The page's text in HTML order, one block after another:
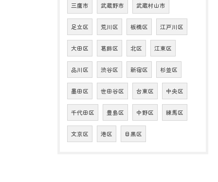
三鷹市 武蔵野市 武蔵村山市
足立区 荒川区 板橋区 江戸川区
大田区 葛飾区 北区 江東区
品川区 渋谷区 新宿区 杉並区
墨田区 世田谷区 台東区 中央区
千代田区 豊島区 中野区 練馬区
文京区 港区 目黒区